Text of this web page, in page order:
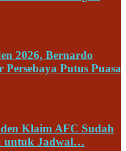
2026, Bernardo
Persebaya Putus Puasa
Klaim AFC Sudah
untuk Jadwal…